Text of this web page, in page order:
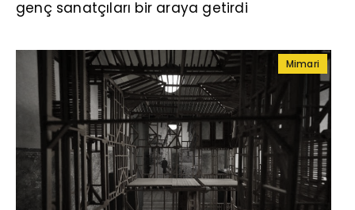
genç sanatçıları bir araya getirdi
Mimari